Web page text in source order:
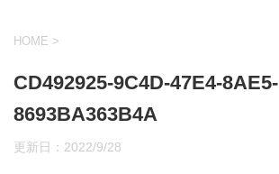
HOME >
CD492925-9C4D-47E4-8AE5-
8693BA363B4A
更新日： 2022/9/28